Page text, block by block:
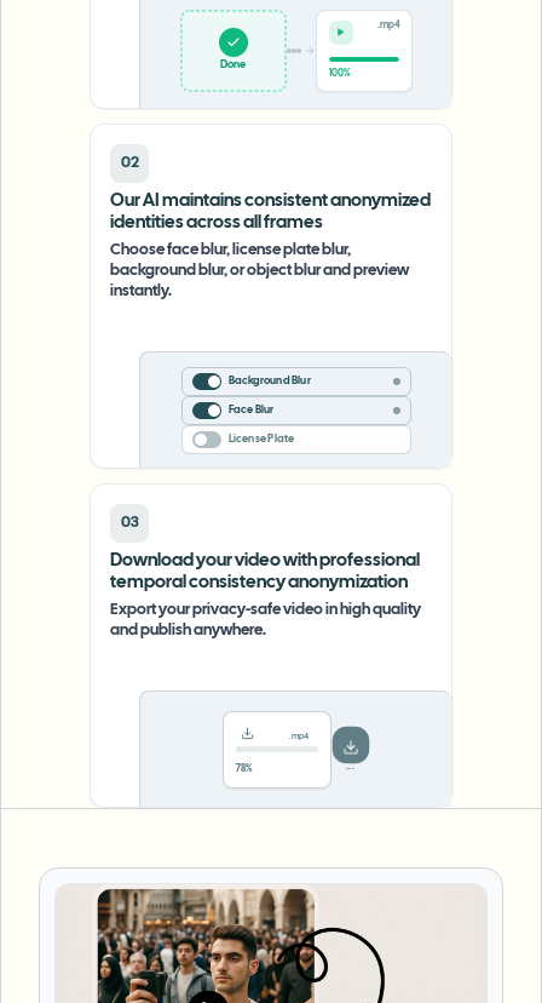
Upload
0%
.mp4
02
Our AI maintains consistent anonymized
identities across all frames
Choose face blur, license plate blur,
background blur, or object blur and preview
instantly.
Background Blur
Face Blur
License Plate
03
Download your video with professional
temporal consistency anonymization
Export your privacy-safe video in high quality
and publish anywhere.
.mp4
Saved! Done